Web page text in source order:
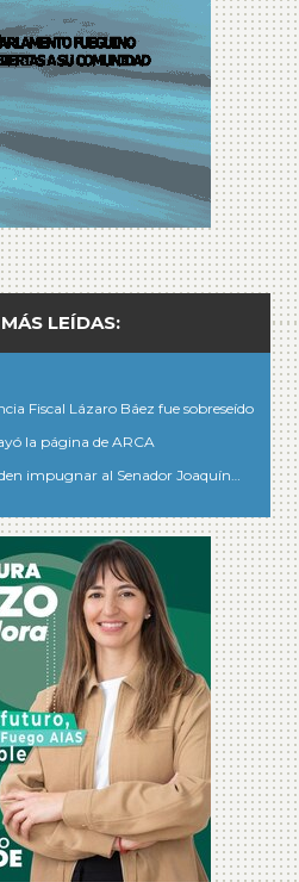
LEÍDAS:
Fiscal Lázaro Báez fue sobreseído
la página de ARCA
impugnar al Senador Joaquín…